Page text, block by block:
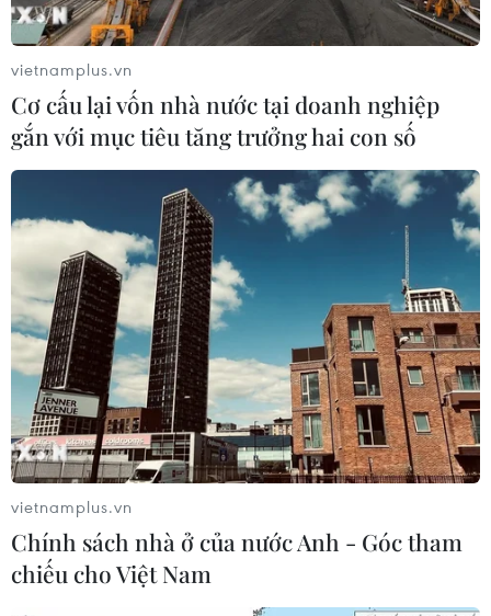
Khuyến mãi mở tài khoản VietinBank trực
tuyến từ ứng dụng Grab
23/06/2021 03:38
Khi mở tài khoản VietinBank trực tuyến từ ứng dụng
Grab và liên kết tự động với giải pháp thanh toán di
động Moca, khách hàng sẽ nhận ngay nhiều ưu đãi
hấp dẫn khi sử dụng các dịch vụ Grab.
vietnamplus.vn
Cơ cấu lại vốn nhà nước tại doanh nghiệp
gắn với mục tiêu tăng trưởng hai con số
vietnamplus.vn
Chính sách nhà ở của nước Anh - Góc tham
chiếu cho Việt Nam